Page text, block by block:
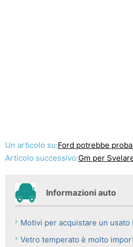
Un articolo su:Ford potrebbe probabilmente
Articolo successivo:Gm per Svelare auto
Informazioni auto
Motivi per acquistare un usato
Vetro temperato è molto